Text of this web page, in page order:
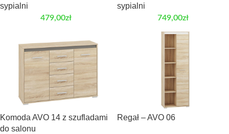
sypialni
479,00zł
sypialni
749,00zł
Komoda AVO 14 z szufladami
do salonu
Regał – AVO 06